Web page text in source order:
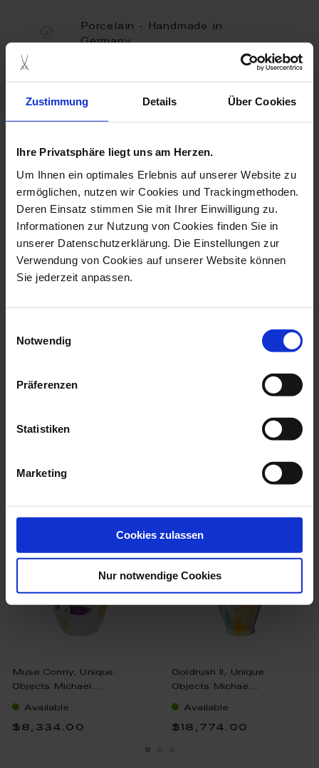
Zustimmung Details Über Cookies
Ihre Privatsphäre liegt uns am Herzen.
Um Ihnen ein optimales Erlebnis auf unserer Website zu
ermöglichen, nutzen wir Cookies und Trackingmethoden.
Deren Einsatz stimmen Sie mit Ihrer Einwilligung zu.
Informationen zur Nutzung von Cookies finden Sie in
unserer Datenschutzerklärung. Die Einstellungen zur
Verwendung von Cookies auf unserer Website können
Sie jederzeit anpassen.
Notwendig
Präferenzen
Statistiken
Marketing
Cookies zulassen
Nur notwendige Cookies
Porcelain - Handmade in
Germany
pieces collection
Available
Wall Painting 7 Graces,
we think you’ll like these
Muse Conny, Unique
Objects Michael...
Available
$8,334.00
Goldrush II, Unique
Objects Michae...
Available
$18,774.00